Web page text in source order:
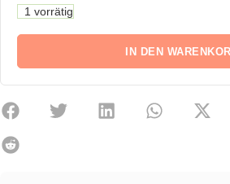
1 vorrätig
IN DEN